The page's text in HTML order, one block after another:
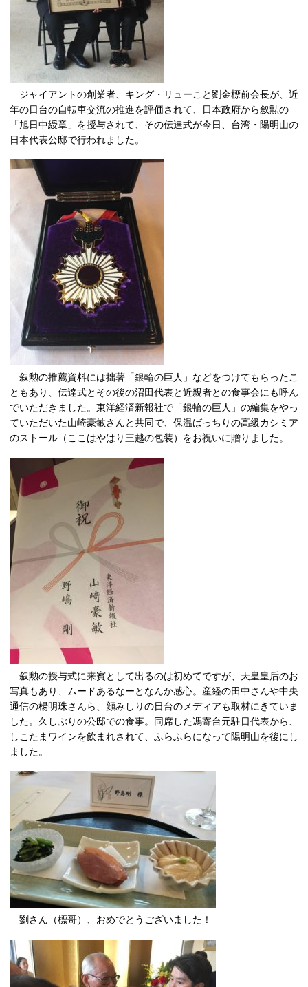
ジャイアントの創業者、キング・リューこと劉金標前会長が、近
年の日台の自転車交流の推進を評価されて、日本政府から叙勲の
「旭日中綬章」を授与されて、その伝達式が今日、台湾・陽明山の
日本代表公邸で行われました。
叙勲の推薦資料には拙著「銀輪の巨人」などをつけてもらったこ
ともあり、伝達式とその後の沼田代表と近親者との食事会にも呼ん
でいただきました。東洋経済新報社で「銀輪の巨人」の編集をやっ
ていただいた山崎豪敏さんと共同で、保温ばっちりの高級カシミア
のストール（ここはやはり三越の包装）をお祝いに贈りました。
叙勲の授与式に来賓として出るのは初めてですが、天皇皇后のお
写真もあり、ムードあるなーとなんか感心。産経の田中さんや中央
通信の楊明珠さんら、顔みしりの日台のメディアも取材にきていま
した。久しぶりの公邸での食事。同席した馮寄台元駐日代表から、
しこたまワインを飲まれされて、ふらふらになって陽明山を後にし
ました。
劉さん（標哥）、おめでとうございました！